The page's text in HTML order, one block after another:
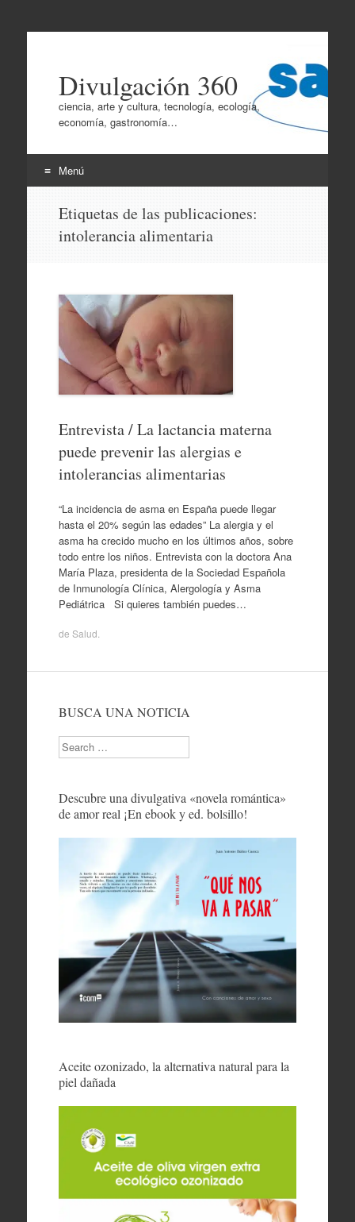
Divulgación 360
ciencia, arte y cultura, tecnología, ecología,
economía, gastronomía…
Menú
contenido
Etiquetas de las publicaciones:
intolerancia alimentaria
Entrevista / La lactancia materna
puede prevenir las alergias e
intolerancias alimentarias
“La incidencia de asma en España puede llegar
hasta el 20% según las edades” La alergia y el
asma ha crecido mucho en los últimos años, sobre
todo entre los niños. Entrevista con la doctora Ana
María Plaza, presidenta de la Sociedad Española
de Inmunología Clínica, Alergología y Asma
Pediátrica Si quieres también puedes…
de Salud
BUSCA UNA NOTICIA
Search
Descubre una divulgativa «novela romántica»
de amor real ¡En ebook y ed. bolsillo!
Aceite ozonizado, la alternativa natural para la
piel dañada